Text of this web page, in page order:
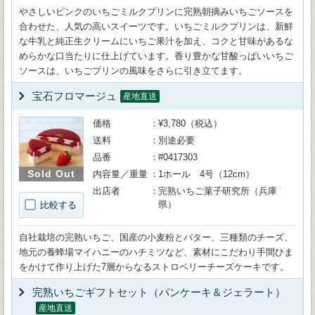
やさしいピンクのいちごミルクプリンに完熟朝摘みいちごソースを
合わせた、人気の高いスイーツです。いちごミルクプリンは、新鮮
な牛乳と純正生クリームにいちご果汁を加え、コクと甘味があるな
めらかな口当たりに仕上げています。香り豊かな甘酸っぱいいちご
ソースは、いちごプリンの風味をさらに引き立てます。
宝石フロマージュ 産地直送
Sold Out
比較する
価格
¥3,780（税込）
送料
別途必要
品番
#0417303
内容量／重量
1ホール 4号（12cm）
出店者
完熟いちご菓子研究所（兵庫
県）
自社栽培の完熟いちご、国産の小麦粉とバター、三種類のチーズ、
地元の養蜂場マイハニーのハチミツなど、素材にこだわり手間ひま
をかけて作り上げた7層からなるストロベリーチーズケーキです。
完熟いちごギフトセット（パンケーキ＆ジェラート）
産地直送